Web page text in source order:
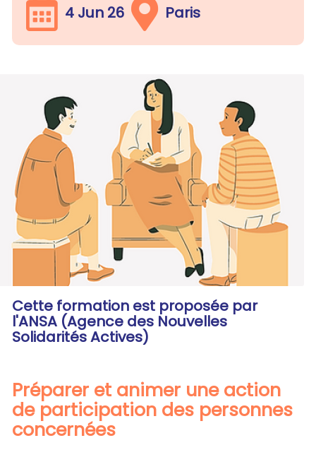
4 Jun 26 Paris
Cette formation est proposée par
l'ANSA (Agence des Nouvelles
Solidarités Actives)
Préparer et animer une action
de participation des personnes
concernées